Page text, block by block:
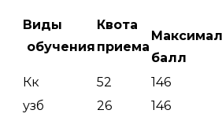
Виды
обучения
Квота
приема
балл
Кк 52
146
узб
26 146